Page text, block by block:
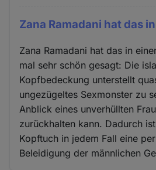
Zana Ramadani hat das in
Zana Ramadani hat das in
mal sehr schön gesagt: Die
Kopfbedeckung unterstellt
ungezügeltes Sexmonster zu
Anblick eines unverhüllten
zurückhalten kann. Dadurch
Kopftuch in jedem Fall eine
Beleidigung der männlichen